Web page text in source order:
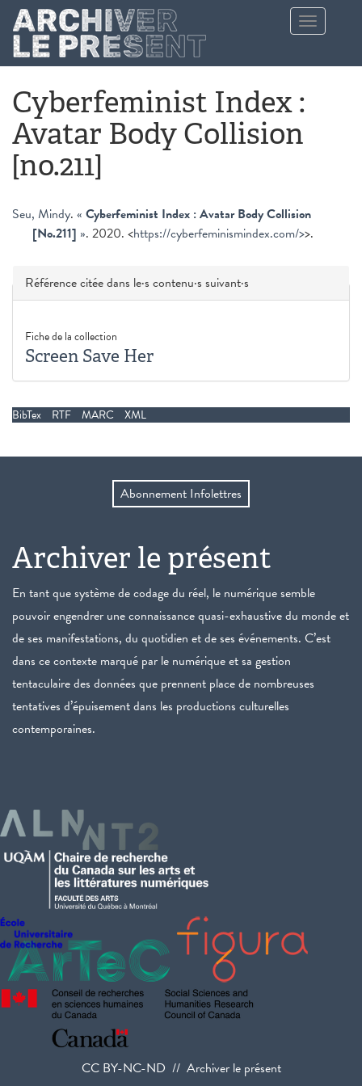
Aller au contenu principal
Toggle
navigation
Cyberfeminist Index :
Avatar Body Collision
[no.211]
Seu, Mindy. « Cyberfeminist Index : Avatar Body Collision
[No.211] ». 2020. <https://cyberfeminismindex.com/>>.
Masquer
Référence citée dans le·s contenu·s suivant·s
Fiche de la collection
Screen Save Her
BibTex RTF MARC XML
Abonnement Infolettres
Archiver le présent
En tant que système de codage du réel, le numérique semble
pouvoir engendrer une connaissance quasi-exhaustive du monde et
de ses manifestations, du quotidien et de ses événements. C’est
dans ce contexte marqué par le numérique et sa gestion
tentaculaire des données que prennent place de nombreuses
tentatives d’épuisement dans les productions culturelles
contemporaines.
CC BY-NC-ND // Archiver le présent